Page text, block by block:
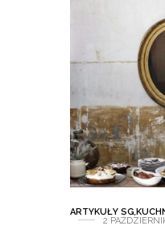
ARTYKUŁY SG,
2